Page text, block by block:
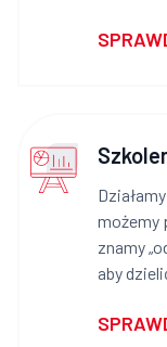
możemy
znamy
aby